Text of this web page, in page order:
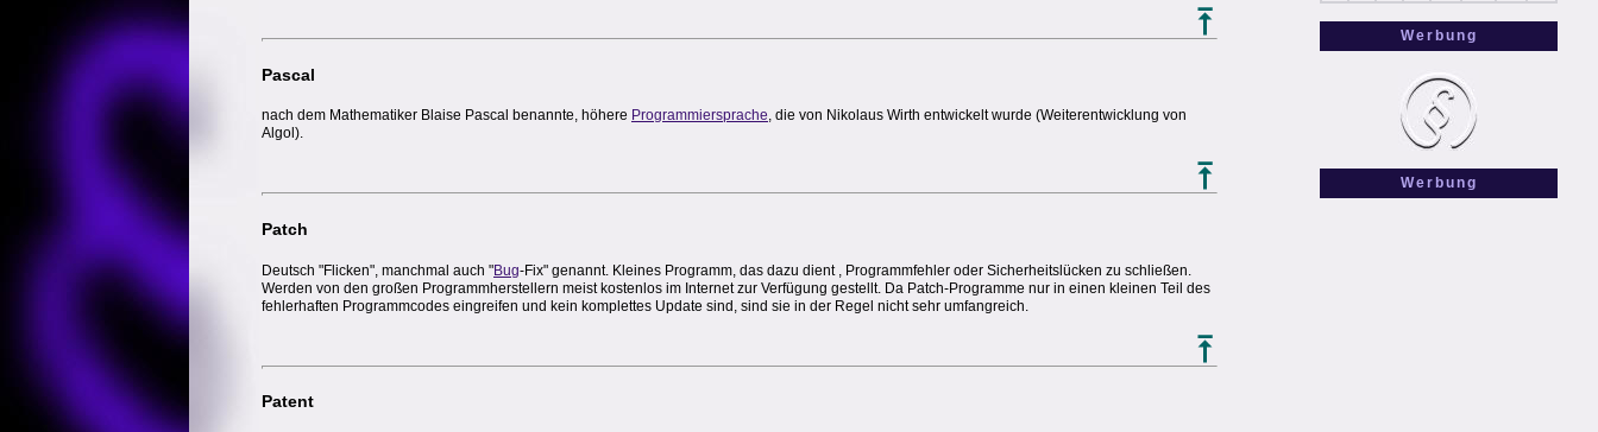
Pascal
nach dem Mathematiker Blaise Pascal benannte, höhere Programmiersprache, die von Nikolaus Wirth entwickelt wurde (Weiterentwicklung von
Algol).
Patch
Deutsch "Flicken", manchmal auch "Bug-Fix" genannt. Kleines Programm, das dazu dient , Programmfehler oder Sicherheitslücken zu schließen.
Werden von den großen Programmherstellern meist kostenlos im Internet zur Verfügung gestellt. Da Patch-Programme nur in einen kleinen Teil des
fehlerhaften Programmcodes eingreifen und kein komplettes Update sind, sind sie in der Regel nicht sehr umfangreich.
Patent
Werbung
Werbung